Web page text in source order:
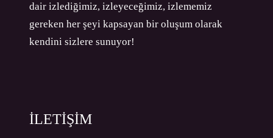
dair izlediğimiz, izleyeceğimiz, izlememiz
gereken her şeyi kapsayan bir oluşum olarak
kendini sizlere sunuyor!
İLETİŞİM